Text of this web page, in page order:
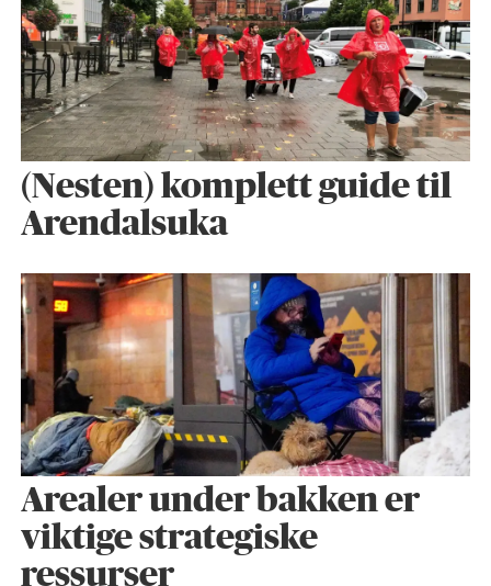
(Nesten) komplett guide til
Arendalsuka
Arealer under bakken er
viktige strategiske
ressurser